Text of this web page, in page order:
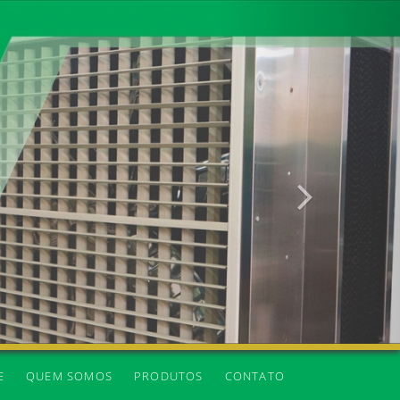
QUEM SOMOS PRODUTOS CONTATO